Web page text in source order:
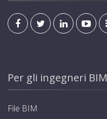
Per gli ingegneri BIM
File BIM